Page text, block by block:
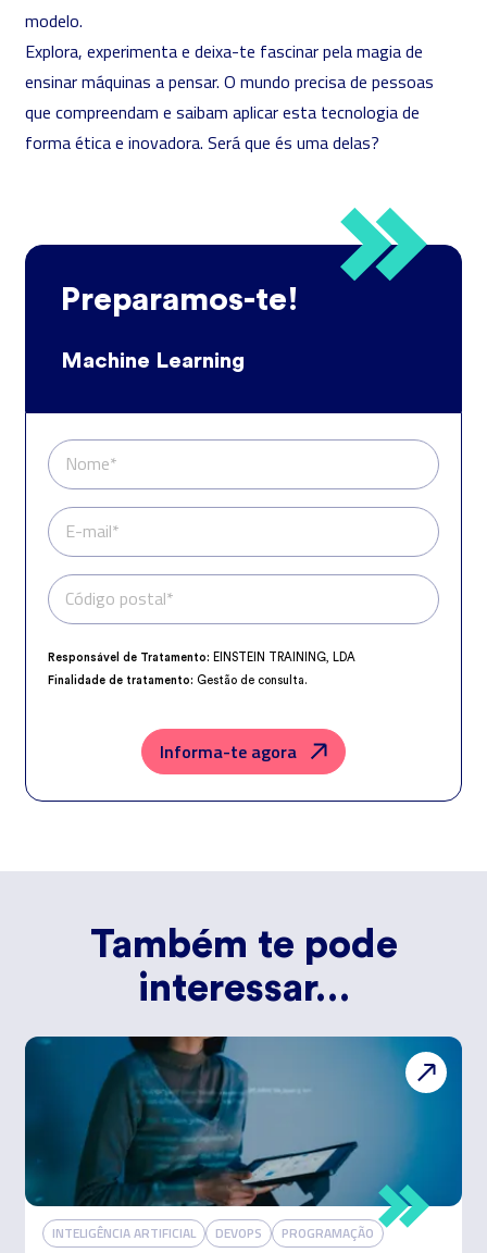
modelo.
Explora, experimenta e deixa-te fascinar pela magia de
ensinar máquinas a pensar. O mundo precisa de pessoas
que compreendam e saibam aplicar esta tecnologia de
forma ética e inovadora. Será que és uma delas?
Preparamos-te!
Machine Learning
Nome*
E-mail*
Telefone*
Código postal*
Responsável de Tratamento: EINSTEIN TRAINING, LDA
Finalidade de tratamento: Gestão de consulta.
aceder, retificar e excluir os dados, bem como outros direitos,
conforme o explicito naPolítica de Privacidade.
Informa-te agora
Também te pode
interessar…
INTELIGÊNCIA ARTIFICIAL DEVOPS PROGRAMAÇÃO